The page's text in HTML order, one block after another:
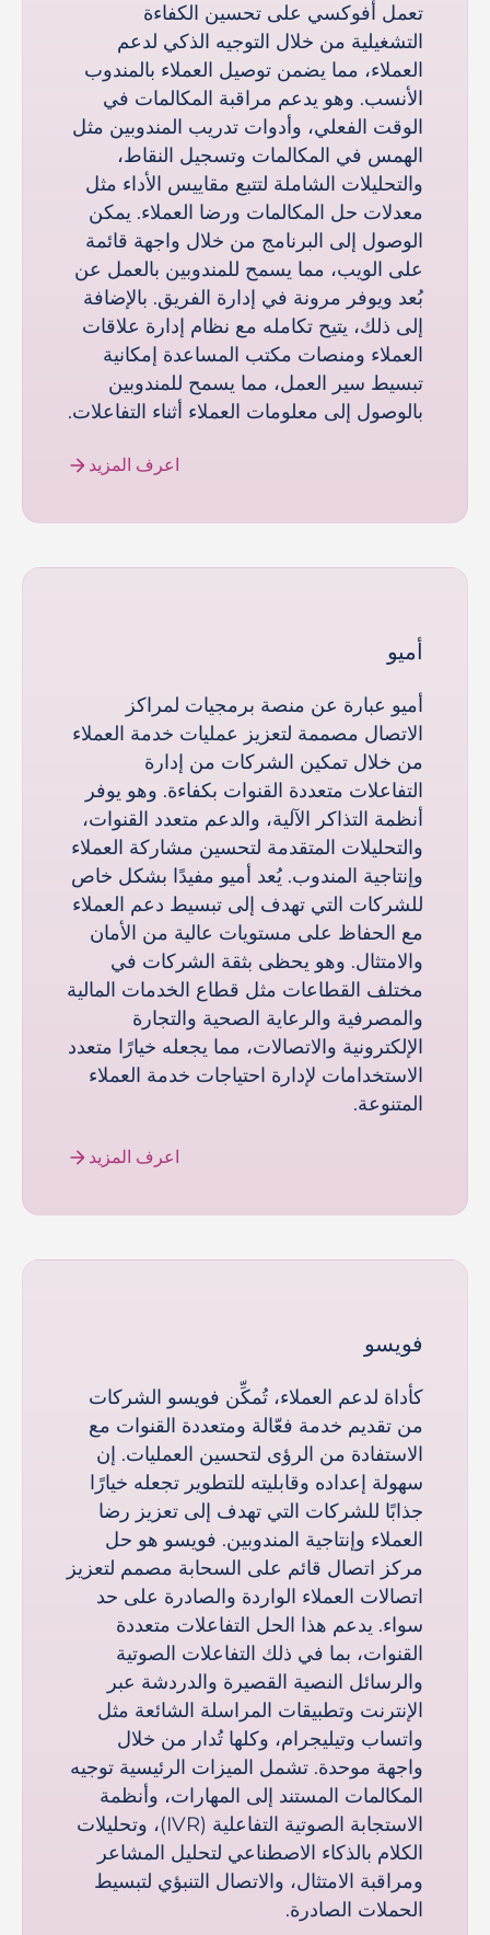
تعمل أفوكسي على تحسين الكفاءة
التشغيلية من خلال التوجيه الذكي لدعم
العملاء، مما يضمن توصيل العملاء بالمندوب
الأنسب. وهو يدعم مراقبة المكالمات في
الوقت الفعلي، وأدوات تدريب المندوبين مثل
الهمس في المكالمات وتسجيل النقاط،
والتحليلات الشاملة لتتبع مقاييس الأداء مثل
معدلات حل المكالمات ورضا العملاء. يمكن
الوصول إلى البرنامج من خلال واجهة قائمة
على الويب، مما يسمح للمندوبين بالعمل عن
بُعد ويوفر مرونة في إدارة الفريق. بالإضافة
إلى ذلك، يتيح تكامله مع نظام إدارة علاقات
العملاء ومنصات مكتب المساعدة إمكانية
تبسيط سير العمل، مما يسمح للمندوبين
بالوصول إلى معلومات العملاء أثناء التفاعلات.
اعرف المزيد
أميو
أميو عبارة عن منصة برمجيات لمراكز
الاتصال مصممة لتعزيز عمليات خدمة العملاء
من خلال تمكين الشركات من إدارة
التفاعلات متعددة القنوات بكفاءة. وهو يوفر
أنظمة التذاكر الآلية، والدعم متعدد القنوات،
والتحليلات المتقدمة لتحسين مشاركة العملاء
وإنتاجية المندوب. يُعد أميو مفيدًا بشكل خاص
للشركات التي تهدف إلى تبسيط دعم العملاء
مع الحفاظ على مستويات عالية من الأمان
والامتثال. وهو يحظى بثقة الشركات في
مختلف القطاعات مثل قطاع الخدمات المالية
والمصرفية والرعاية الصحية والتجارة
الإلكترونية والاتصالات، مما يجعله خيارًا متعدد
الاستخدامات لإدارة احتياجات خدمة العملاء
المتنوعة.
اعرف المزيد
فويسو
كأداة لدعم العملاء، تُمكِّن فويسو الشركات
من تقديم خدمة فعّالة ومتعددة القنوات مع
الاستفادة من الرؤى لتحسين العمليات. إن
سهولة إعداده وقابليته للتطوير تجعله خيارًا
جذابًا للشركات التي تهدف إلى تعزيز رضا
العملاء وإنتاجية المندوبين. فويسو هو حل
مركز اتصال قائم على السحابة مصمم لتعزيز
اتصالات العملاء الواردة والصادرة على حد
سواء. يدعم هذا الحل التفاعلات متعددة
القنوات، بما في ذلك التفاعلات الصوتية
والرسائل النصية القصيرة والدردشة عبر
الإنترنت وتطبيقات المراسلة الشائعة مثل
واتساب وتيليجرام، وكلها تُدار من خلال
واجهة موحدة. تشمل الميزات الرئيسية توجيه
المكالمات المستند إلى المهارات، وأنظمة
الاستجابة الصوتية التفاعلية (IVR)، وتحليلات
الكلام بالذكاء الاصطناعي لتحليل المشاعر
ومراقبة الامتثال، والاتصال التنبؤي لتبسيط
الحملات الصادرة.